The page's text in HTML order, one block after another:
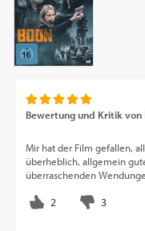
Bewertung und Kritik von
Mir hat der Film gefallen,
überheblich, allgemein
überraschenden